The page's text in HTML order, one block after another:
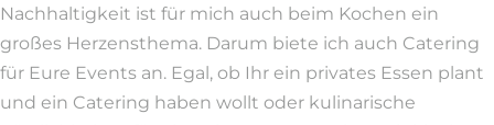
Nachhaltigkeit ist für mich auch beim Kochen ein
großes Herzensthema. Darum biete ich auch Catering
für Eure Events an. Egal, ob Ihr ein privates Essen plant
und ein Catering haben wollt oder kulinarische